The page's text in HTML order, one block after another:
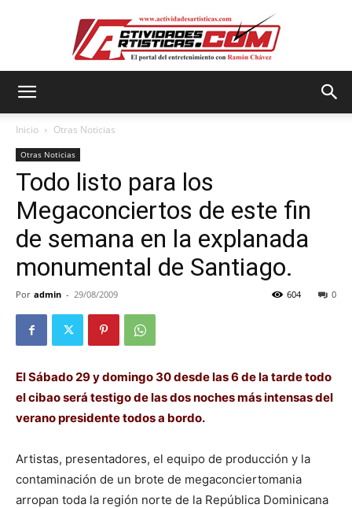
Inicio Otras Noticias
Otras Noticias
Todo listo para los
Megaconciertos de este fin
de semana en la explanada
monumental de Santiago.
Por admin - 29/08/2009 0
604
El Sábado 29 y domingo 30 desde las 6 de la tarde todo
el cibao será testigo de las dos noches más intensas del
verano presidente todos a bordo.
Artistas, presentadores, el equipo de producción y la
contaminación de un brote de megaconciertomania
arropan toda la región norte de la República Dominicana